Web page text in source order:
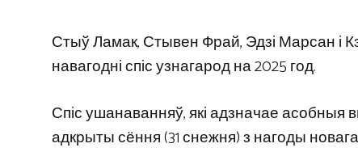
Стыў Ламак, Стывен Фрай, Эдзі Марсан і
навагодні спіс узнагарод на 2025 год.
Спіс ушанаванняў, які адзначае асобныя
адкрыты сёння (31 снежня) з нагоды